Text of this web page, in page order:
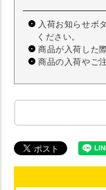
入荷お知らせボ
ください。
商品が入荷した
商品の入荷やご